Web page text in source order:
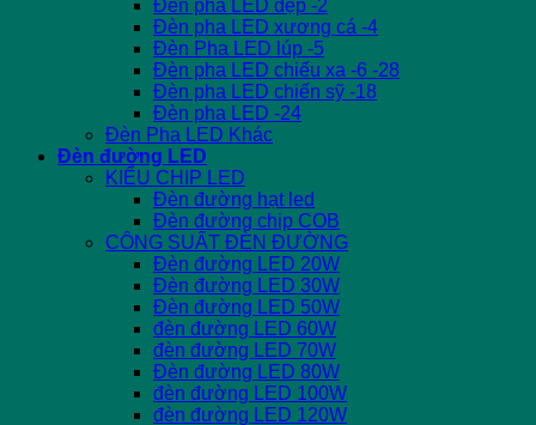
Đèn pha LED dẹp -2
Đèn pha LED xương cá -4
Đèn Pha LED lúp -5
Đèn pha LED chiếu xa -6 -28
Đèn pha LED chiến sỹ -18
Đèn pha LED -24
Đèn Pha LED Khác
Đèn đường LED
KIỂU CHIP LED
Đèn đường hạt led
Đèn đường chip COB
CÔNG SUẤT ĐÈN ĐƯỜNG
Đèn đường LED 20W
Đèn đường LED 30W
Đèn đường LED 50W
đèn đường LED 60W
đèn đường LED 70W
Đèn đường LED 80W
đèn đường LED 100W
đèn đường LED 120W